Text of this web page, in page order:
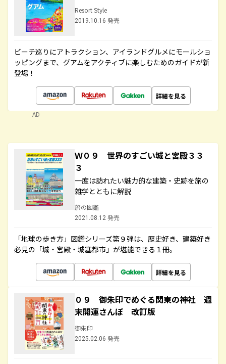
Resort Style
2019.10.16 発売
ビーチ巡りにアトラクション、アイランドグルメにモールショ
ッピングまで、グアムをアクティブに楽しむためのガイドが新
登場！
詳細を見る
AD
Ｗ０９ 世界のすごい城と宮殿３３
３
一度は訪れたい魅力的な建築・史跡を旅の
雑学とともに解説
旅の図鑑
2021.08.12 発売
「地球の歩き方」図鑑シリーズ第９弾は、歴史好き、建築好き
必見の「城・宮殿・城塞都市」が堪能できる１冊。
詳細を見る
０９ 御朱印でめぐる関東の神社 週
末開運さんぽ 改訂版
御朱印
2025.02.06 発売